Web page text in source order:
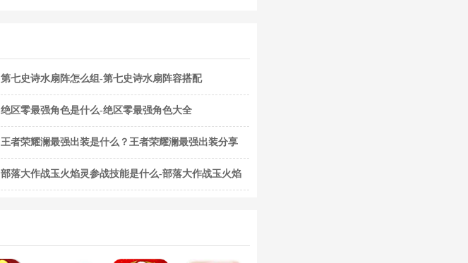
第七史诗水扇阵怎么组-第七史诗水扇阵容搭配
绝区零最强角色是什么-绝区零最强角色大全
王者荣耀澜最强出装是什么？王者荣耀澜最强出装分享
部落大作战玉火焰灵参战技能是什么-部落大作战玉火焰